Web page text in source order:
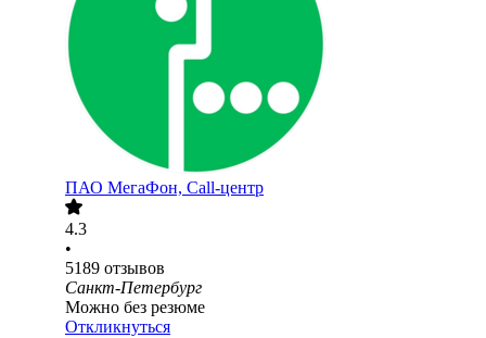
ПАО МегаФон, Call-центр
4.3
•
5189 отзывов
Санкт-Петербург
Можно без резюме
Откликнуться